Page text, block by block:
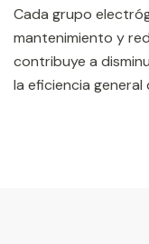
Cada grupo
mantenimiento y
contribuye a
la eficiencia general